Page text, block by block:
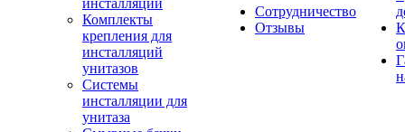
инсталляций
Комплекты
крепления для
инсталляций
унитазов
Системы
инсталляции для
унитаза
Сотрудничество
Отзывы